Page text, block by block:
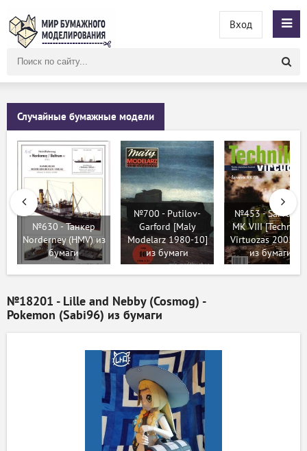
сайту
Вход
Случайные бумажные модели
№630 - Танкер
Norderney (HMV) из
бумаги
№700 - Putilov-
Garford [Maly
Modelarz 1980-10]
из бумаги
№453 - Sarvuotis
MK VIII
Virtuozas 2005-
из бумаги
№18201 - Lille and Nebby (Cosmog) -
Pokemon (Sabi96) из бумаги